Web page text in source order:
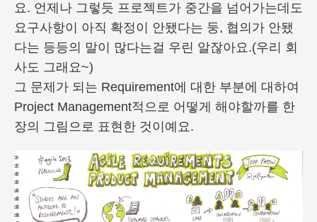
요. 언제나 그렇듯 프로젝트가 중간을 넘어가는데도
요구사항이 아직 확정이 안됐다는 둥, 협의가 안됐
다는 등등의 말이 많다는걸 우린 알잖아요.(우리 회
사도 그래요~)
그 문제가 되는 Requirement에 대한 부분에 대하여
Project Management적으로 어떻게 해야할까를 한
장의 그림으로 표현한 것이예요.